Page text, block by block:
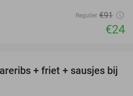
Regulier €91
€24
44%
+ friet + sausjes bij